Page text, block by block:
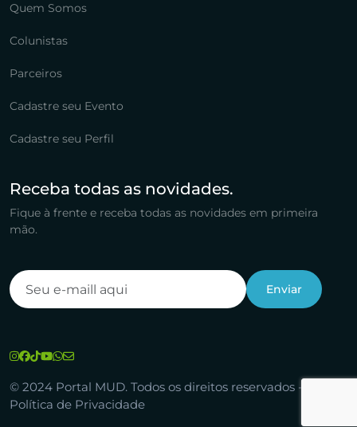
Quem Somos
Colunistas
Parceiros
Cadastre seu Evento
Cadastre seu Perfil
Receba todas as novidades.
Fique à frente e receba todas as novidades em primeira
mão.
© 2024 Portal MUD. Todos os direitos reservados -
Política de Privacidade